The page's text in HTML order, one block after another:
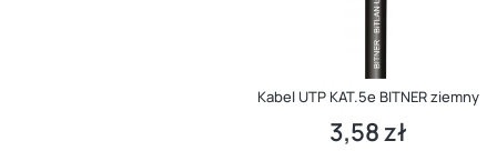
Kabel UTP KAT.5e BITNER ziemny
Cena
3,58 zł